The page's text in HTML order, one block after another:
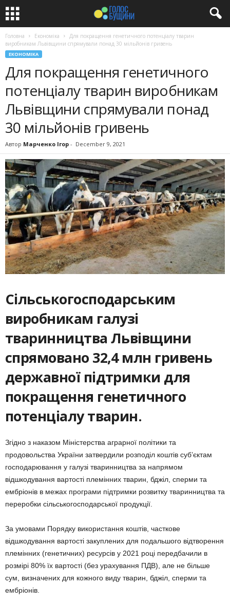
Головна Економіка
Для покращення генетичного потенціалу тварин
виробникам Львівщини спрямували понад 30 мільйонів гривень
ЕКОНОМІКА
Для покращення генетичного
потенціалу тварин виробникам
Львівщини спрямували понад
30 мільйонів гривень
Автор Марченко Ігор - December 9, 2021
Сільськогосподарським
виробникам галузі
тваринництва Львівщини
спрямовано 32,4 млн гривень
державної підтримки для
покращення генетичного
потенціалу тварин.
Згідно з наказом Міністерства аграрної політики та
продовольства України затвердили розподіл коштів суб’єктам
господарювання у галузі тваринництва за напрямом
відшкодування вартості племінних тварин, бджіл, сперми та
ембріонів в межах програми підтримки розвитку тваринництва та
переробки сільськогосподарської продукції.
За умовами Порядку використання коштів, часткове
відшкодування вартості закуплених для подальшого відтворення
племінних (генетичних) ресурсів у 2021 році передбачили в
розмірі 80% їх вартості (без урахування ПДВ), але не більше
сум, визначених для кожного виду тварин, бджіл, сперми та
ембріонів.